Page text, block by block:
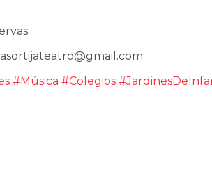
lasortijateatro@gmail.com
#Música #Colegios